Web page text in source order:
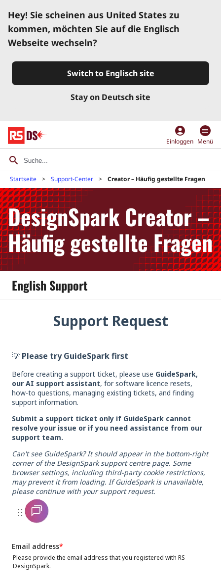
Hey! Sie scheinen aus United States zu
kommen, möchten Sie auf die Englisch
Webseite wechseln?
Switch to Englisch site
Stay on Deutsch site
account_circle
Einloggen Menü
Startseite Support-Center Creator – Häufig gestellte Fragen
DesignSpark Creator –
Häufig gestellte Fragen
English Support